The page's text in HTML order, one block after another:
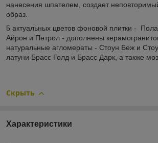
нанесения шпателем, создает
образ.
5 актуальных цветов фоновой плитки -
Айрон и Петрол - дополнены
натуральные агломераты - Стоун Беж и
латуни Брасс Голд и Брасс Дарк, а также
Скрыть
Характеристики